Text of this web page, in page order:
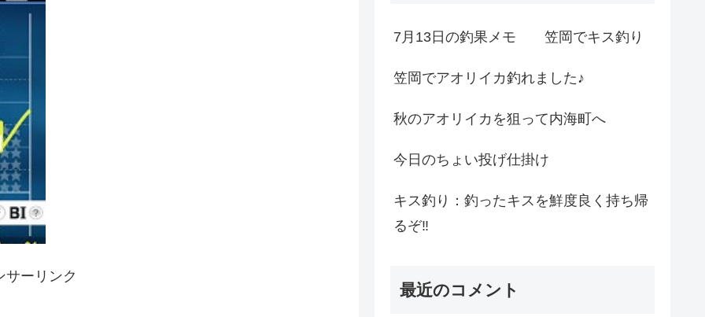
サーリンク
7月13日の釣果メモ 笠岡でキス釣り
笠岡でアオリイカ釣れました♪
秋のアオリイカを狙って内海町へ
今日のちょい投げ仕掛け
キス釣り：釣ったキスを鮮度良く持ち帰
るぞ‼
最近のコメント